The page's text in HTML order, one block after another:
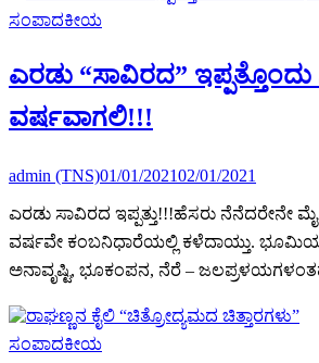
ಸಂಪಾದಕೀಯ
ಎರಡು “ಸಾವಿರದ”
ವರ್ಷವಾಗಲಿ!!!
admin (TNS)01/01/202102/01/2021
ಎರಡು ಸಾವಿರದ ಇಪ್ಪತ್ತು!!!ಹೆಸರು ನೆನೆದರೇನೇ
ವರ್ಷವೇ ಕಂಬನಿಧಾರೆಯಲ್ಲಿ ಕಳೆದಾಯ್ತು. ಭೂಮಿಯ
ಅನಾವೃಷ್ಟಿ, ಭೂಕಂಪನ, ನೆರೆ –
ಸಂಪಾದಕೀಯ